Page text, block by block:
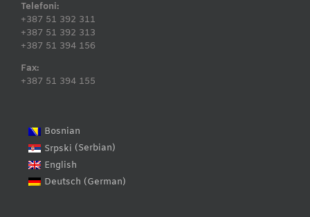
Telefoni:
+387 51 392 311
+387 51 392 313
+387 51 394 156
Fax:
+387 51 394 155
Bosnian
Srpski (Serbian)
English
Deutsch (German)